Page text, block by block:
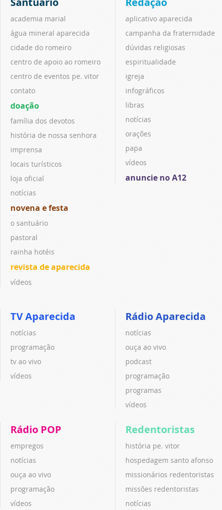
academia marial
água mineral aparecida
cidade do romeiro
centro de apoio ao romeiro
centro de eventos pe. vitor
contato
doação
família dos devotos
história de nossa senhora
imprensa
locais turísticos
loja oficial
notícias
novena e festa
o santuário
pastoral
rainha hotéis
revista de aparecida
vídeos
aplicativo aparecida
campanha da fraternidade
dúvidas religiosas
espiritualidade
igreja
infográficos
libras
notícias
orações
papa
vídeos
anuncie no A12
TV Aparecida
notícias
programação
tv ao vivo
vídeos
Rádio Aparecida
notícias
ouça ao vivo
podcast
programação
programas
vídeos
Rádio POP
empregos
notícias
ouça ao vivo
programação
vídeos
Redentoristas
história pe. vitor
hospedagem santo afonso
missionários redentoristas
missões redentoristas
notícias